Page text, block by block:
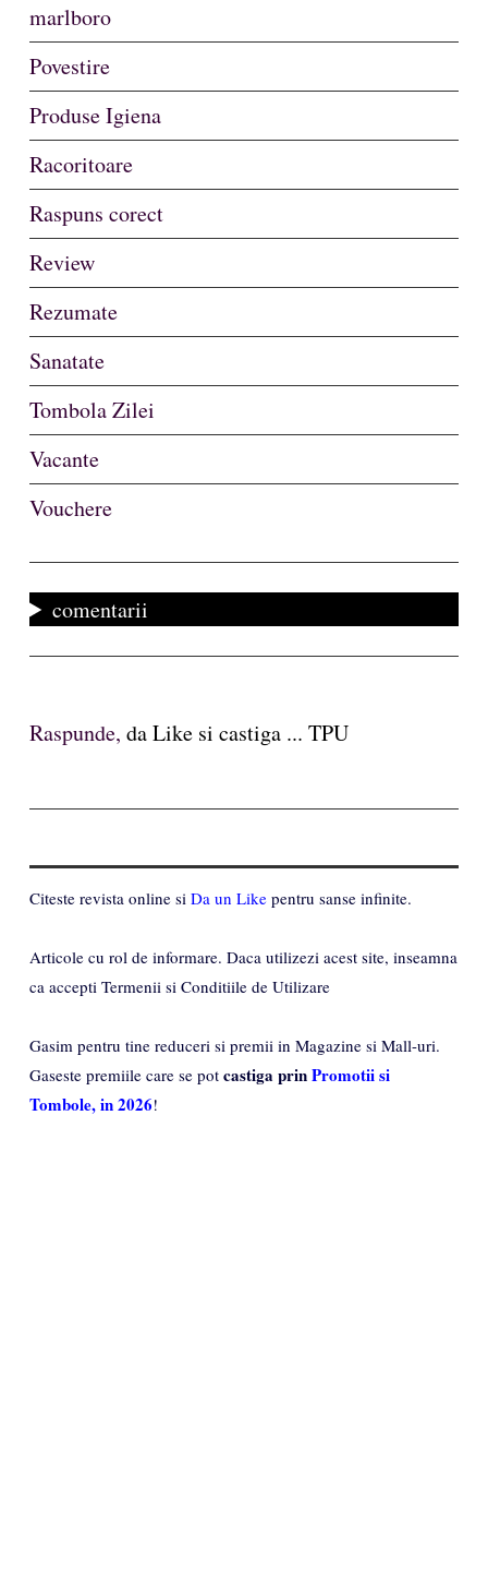
marlboro
Povestire
Produse Igiena
Racoritoare
Raspuns corect
Review
Rezumate
Sanatate
Tombola Zilei
Vacante
Vouchere
comentarii
Raspunde, da Like si castiga ... TPU
Citeste revista online si Da un Like pentru sanse infinite.
Articole cu rol de informare. Daca utilizezi acest site, inseamna
ca accepti Termenii si Conditiile de Utilizare
Gasim pentru tine reduceri si premii in Magazine si Mall-uri.
Gaseste premiile care se pot castiga prinPromotii si
Tombole, in 2026!